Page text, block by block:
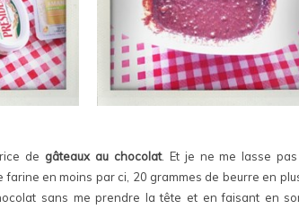
de gâteaux au chocolat. Et je ne me lasse
farine en moins par ci, 20 grammes de beurre en
sans me prendre la tête et en faisant en